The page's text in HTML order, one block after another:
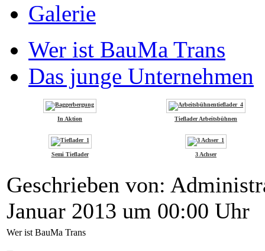
Galerie
Wer ist BauMa Trans
Das junge Unternehmen
In Aktion Tieflader Arbeitsbühnen
Semi Tieflader 3 Achser
Geschrieben von:
Januar 2013 um 00:00 Uhr
Wer ist BauMa Trans